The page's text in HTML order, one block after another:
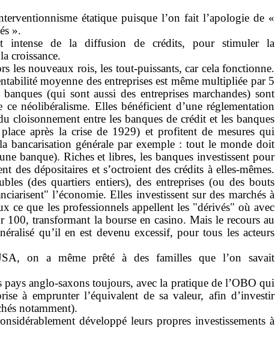
étatique puisque l’on fait l’apologie de «
».
intense de la diffusion de crédits, pour stimuler la
croissance.
les nouveaux rois, les tout-puissants, car cela fonctionne.
moyenne des entreprises est même multipliée par 5
(qui sont aussi des entreprises marchandes) sont
néolibéralisme. Elles bénéficient d’une réglementation
cloisonnement entre les banques de crédit et les banques
place après la crise de 1929) et profitent de mesures qui
bancarisation générale par exemple : tout le monde doit
banque). Riches et libres, les banques investissent pour
des dépositaires et s’octroient des crédits à elles-mêmes.
(des quartiers entiers), des entreprises (ou des bouts
l’économie. Elles investissent sur des marchés à
ce que les professionnels appellent les "dérivés" où avec
100, transformant la bourse en casino. Mais le recours au
qu’il en est devenu excessif, pour tous les acteurs
on a même prêté à des familles que l’on savait
pays anglo-saxons toujours, avec la pratique de l’OBO qui
à emprunter l’équivalent de sa valeur, afin d’investir
notamment).
développé leurs propres investissements à